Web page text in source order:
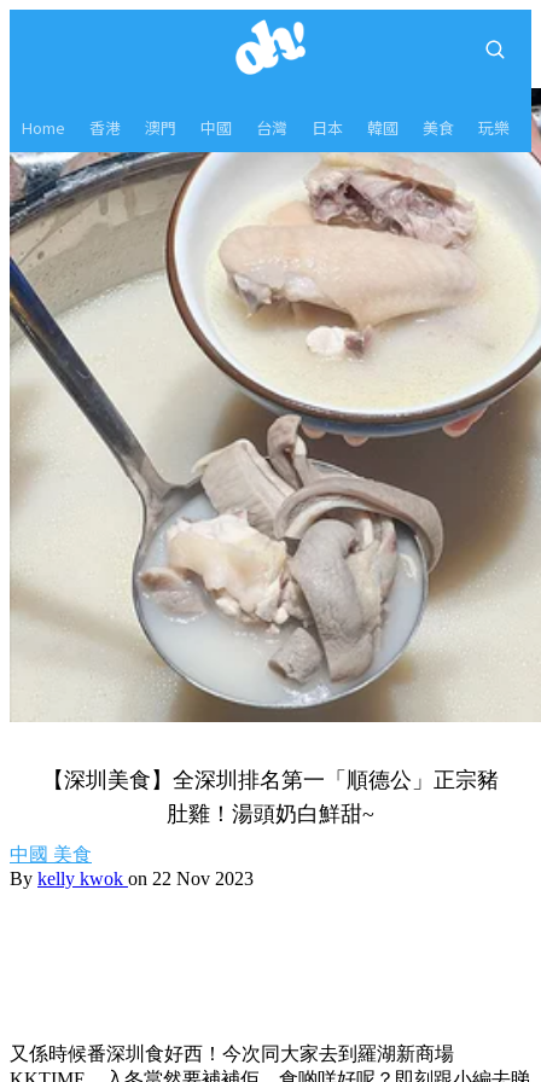
Home 香港 澳門 中國 台灣 日本 韓國 美食 玩樂
【深圳美食】全深圳排名第一「順德公」正宗豬
肚雞！湯頭奶白鮮甜~
中國 美食
By kelly kwok on 22 Nov 2023
又係時候番深圳食好西！今次同大家去到羅湖新商場